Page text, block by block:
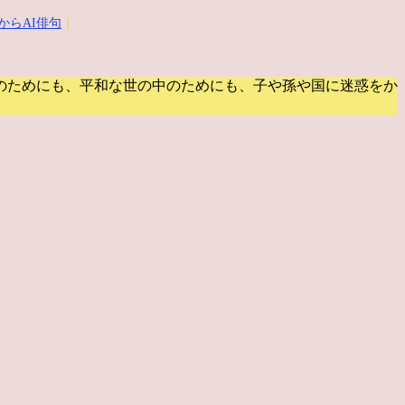
らAI俳句
ためにも、平和な世の中のためにも、子や孫や国に迷惑をか